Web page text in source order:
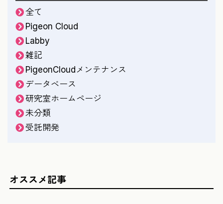
全て
Pigeon Cloud
Labby
雑記
PigeonCloudメンテナンス
データベース
研究室ホームページ
未分類
受託開発
オススメ記事